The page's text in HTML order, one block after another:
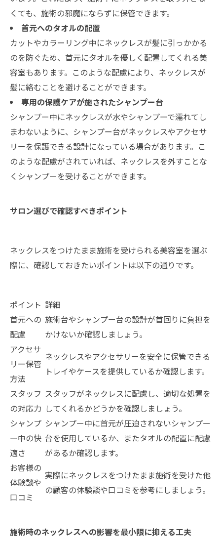
くても、施術の邪魔にならずに保管できます。
首元へのタオルの配置
カットやカラーリング中にネックレスが髪に引っかかる
のを防ぐため、首元にタオルを優しく配置してくれる美
容室もあります。このような配慮により、ネックレスが
髪に絡むことを避けることができます。
専用の保護ケアが施されたシャンプー台
シャンプー中にネックレスが水やシャンプーで濡れてし
まわないように、シャンプー台がネックレスやアクセサ
リーを保護できる設計になっている場合があります。こ
のような配慮がされていれば、ネックレスを外すことな
くシャンプーを受けることができます。
サロン選びで確認すべきポイント
ネックレスをつけたまま施術を受けられる美容室を選ぶ
際に、確認しておきたいポイントは以下の通りです。
ポイント 詳細
首元への
配慮
施術台やシャンプー台の設計が首回りに負担を
かけないか確認しましょう。
アクセサ
リー保管
方法
ネックレスやアクセサリーを安全に保管できる
トレイやケースを提供しているか確認します。
スタッフ
の対応力
スタッフがネックレスに配慮し、適切な処置を
してくれるかどうかを確認しましょう。
シャンプ
ー中の快
適さ
シャンプー中に首元が圧迫されないシャンプー
台を使用しているか、またタオルの配置に配慮
があるか確認します。
お客様の
体験談や
口コミ
実際にネックレスをつけたまま施術を受けた他
の顧客の体験談や口コミを参考にしましょう。
施術時のネックレスへの影響を最小限に抑える工夫